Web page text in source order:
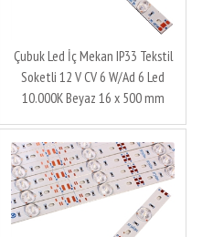
Çubuk Led İç Mekan IP33 Tekstil
Soketli 12 V CV 6 W/Ad 6 Led
10.000K Beyaz 16 x 500 mm
Üretim